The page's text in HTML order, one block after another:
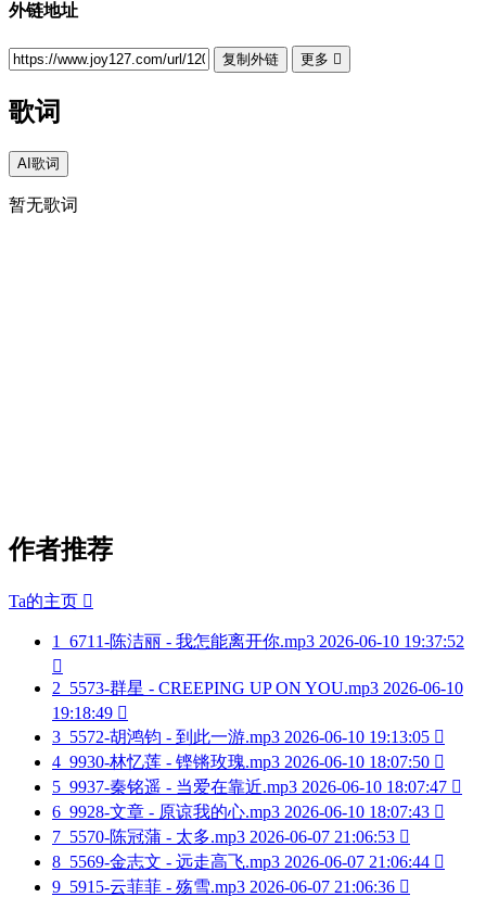
外链地址
复制外链 更多 
歌词
AI歌词
暂无歌词
作者推荐
Ta的主页 
1 6711-陈洁丽 - 我怎能离开你.mp3 2026-06-10 19:37:52

2 5573-群星 - CREEPING UP ON YOU.mp3 2026-06-10
19:18:49 
3 5572-胡鸿钧 - 到此一游.mp3 2026-06-10 19:13:05 
4 9930-林忆莲 - 铿锵玫瑰.mp3 2026-06-10 18:07:50 
5 9937-秦铭遥 - 当爱在靠近.mp3 2026-06-10 18:07:47 
6 9928-文章 - 原谅我的心.mp3 2026-06-10 18:07:43 
7 5570-陈冠蒲 - 太多.mp3 2026-06-07 21:06:53 
8 5569-金志文 - 远走高飞.mp3 2026-06-07 21:06:44 
9 5915-云菲菲 - 殇雪.mp3 2026-06-07 21:06:36 